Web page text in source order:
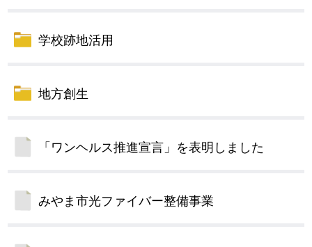
学校跡地活用
地方創生
「ワンヘルス推進宣言」を表明しました
みやま市光ファイバー整備事業